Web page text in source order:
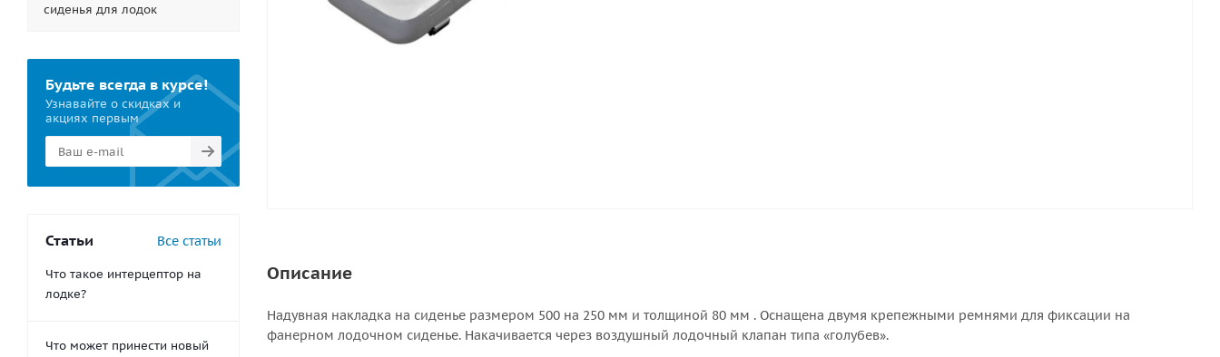
Описание
Надувная накладка на сиденье размером 500 на 250 мм и толщиной 80 мм . Оснащена двумя крепежными ремнями для фиксации на
фанерном лодочном сиденье. Накачивается через воздушный лодочный клапан типа «голубев».
сиденья для лодок
Будьте всегда в курсе!
Узнавайте о скидках и
акциях первым
Статьи Все статьи
Что такое интерцептор на
лодке?
Что может принести новый